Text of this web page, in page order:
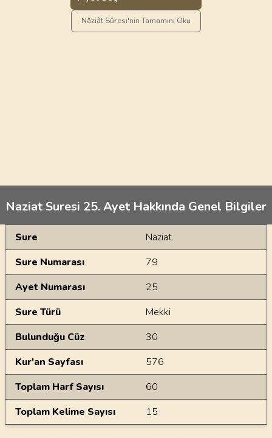
Nâziât Sûresi'nin Tamamını Oku
Naziat Suresi 25. Ayet Hakkında Genel Bilgiler
Genel Bilgiler
Sure
Naziat
Sure Numarası
79
Ayet Numarası
25
Sure Türü
Mekki
Bulunduğu Cüz
30
Kur'an Sayfası
576
Toplam Harf Sayısı
60
Toplam Kelime Sayısı
15